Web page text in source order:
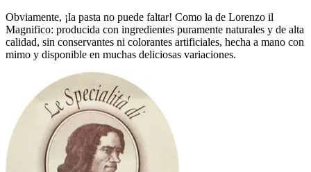
Obviamente, ¡la pasta no puede faltar! Como la de Lorenzo il
Magnifico: producida con ingredientes puramente naturales y de alta
calidad, sin conservantes ni colorantes artificiales, hecha a mano con
mimo y disponible en muchas deliciosas variaciones.